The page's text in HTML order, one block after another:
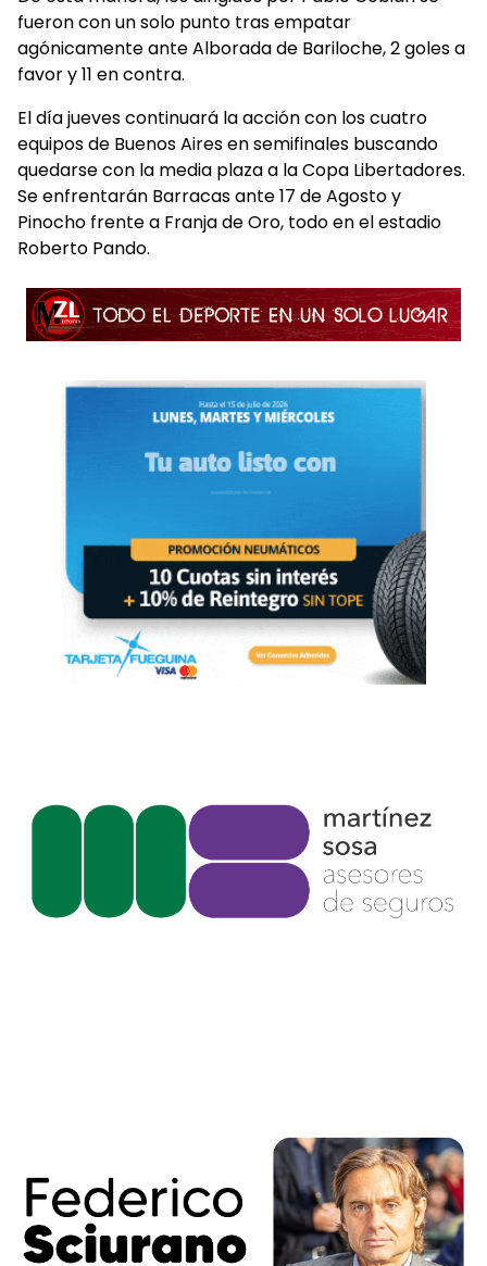
fueron con un solo punto tras empatar
agónicamente ante Alborada de Bariloche, 2 goles a
favor y 11 en contra.
El día jueves continuará la acción con los cuatro
equipos de Buenos Aires en semifinales buscando
quedarse con la media plaza a la Copa Libertadores.
Se enfrentarán Barracas ante 17 de Agosto y
Pinocho frente a Franja de Oro, todo en el estadio
Roberto Pando.